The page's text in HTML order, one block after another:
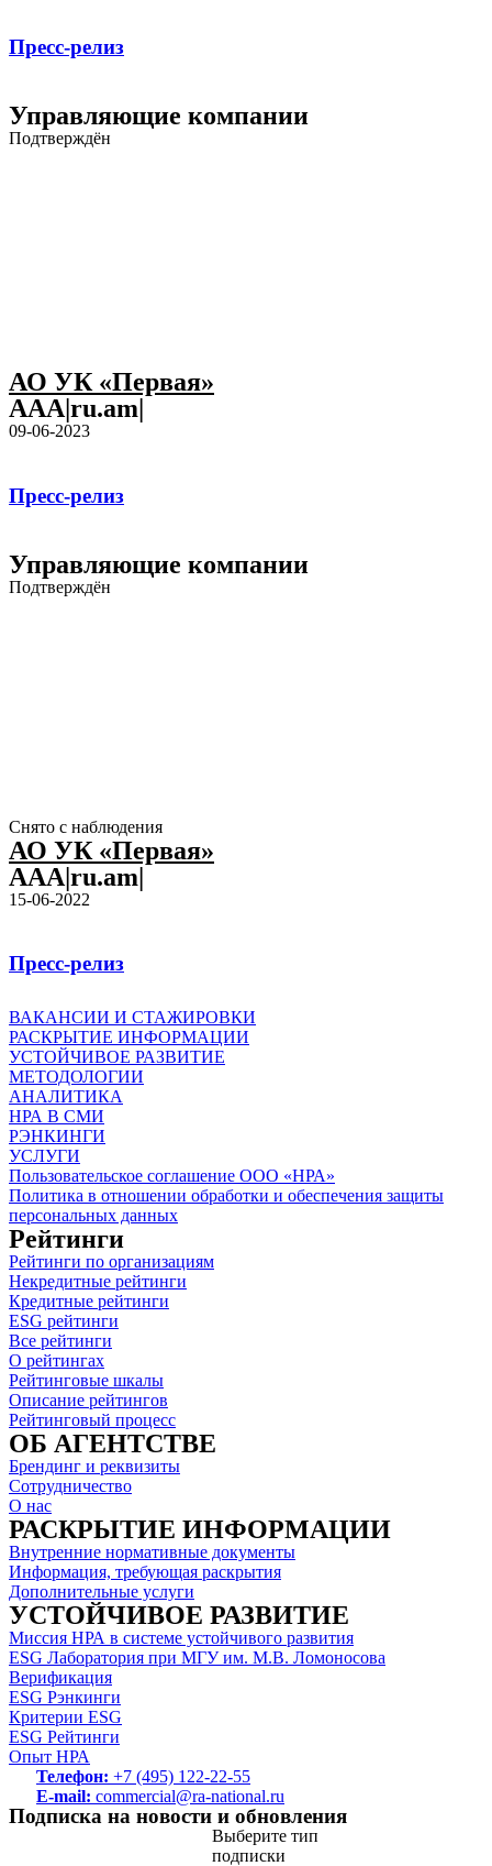
Пресс-релиз
Управляющие компании
Подтверждён
АО УК «Первая»
AAA|ru.am|
09-06-2023
Пресс-релиз
Управляющие компании
Подтверждён
Снято с наблюдения
АО УК «Первая»
AAA|ru.am|
15-06-2022
Пресс-релиз
ВАКАНСИИ И СТАЖИРОВКИ
РАСКРЫТИЕ ИНФОРМАЦИИ
УСТОЙЧИВОЕ РАЗВИТИЕ
МЕТОДОЛОГИИ
АНАЛИТИКА
НРА В СМИ
РЭНКИНГИ
УСЛУГИ
Пользовательское соглашение ООО «НРА»
Политика в отношении обработки и обеспечения защиты
персональных данных
Рейтинги
Рейтинги по организациям
Некредитные рейтинги
Кредитные рейтинги
ESG рейтинги
Все рейтинги
О рейтингах
Рейтинговые шкалы
Описание рейтингов
Рейтинговый процесс
ОБ АГЕНТСТВЕ
Брендинг и реквизиты
Сотрудничество
О нас
РАСКРЫТИЕ ИНФОРМАЦИИ
Внутренние нормативные документы
Информация, требующая раскрытия
Дополнительные услуги
УСТОЙЧИВОЕ РАЗВИТИЕ
Миссия НРА в системе устойчивого развития
ESG Лаборатория при МГУ им. М.В. Ломоносова
Верификация
ESG Рэнкинги
Критерии ESG
ESG Рейтинги
Опыт НРА
Телефон: +7 (495) 122-22-55
E-mail: commercial@ra-national.ru
Подписка на новости и обновления
Выберите тип
подписки